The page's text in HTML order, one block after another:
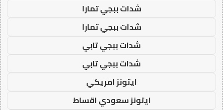
شدات ببجي تمارا
شدات ببجي تمارا
شدات ببجي تابي
شدات ببجي تابي
ايتونز امريكي
ايتونز سعودي اقساط